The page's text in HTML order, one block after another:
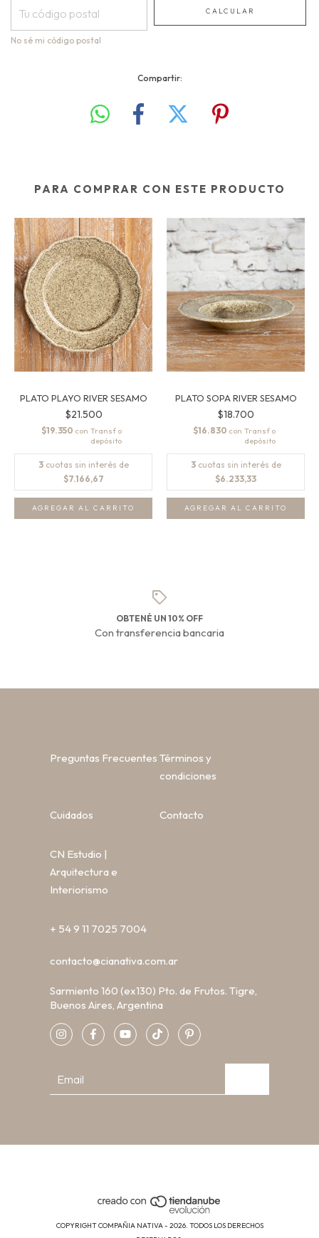
CALCULAR
No sé mi código postal
Compartir:
PARA COMPRAR CON ESTE PRODUCTO
PLATO PLAYO RIVER SESAMO
$21.500
$19.350 con
3 cuotas sin interés de
$7.166,67
PLATO SOPA RIVER SESAMO
$18.700
$16.830 con
3 cuotas sin interés de
$6.233,33
OBTENÉ UN 10% OFF
Con transferencia bancaria
Preguntas Frecuentes Términos y
condiciones
Cuidados Contacto
CN Estudio |
Arquitectura e
Interiorismo
+ 54 9 11 7025 7004
contacto@cianativa.com.ar
Sarmiento 160 (ex130) Pto. de Frutos. Tigre,
Buenos Aires, Argentina
COPYRIGHT COMPAÑIA NATIVA - 2026. TODOS LOS DERECHOS